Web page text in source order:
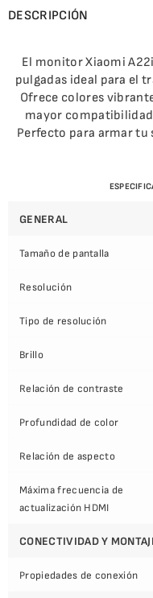
DESCRIPCIÓN
El monitor Xiaomi
pulgadas ideal para el
Ofrece colores
mayor
Perfecto para armar tu
GENERAL
Tamaño de pantalla
Resolución
Tipo de resolución
Brillo
Relación de contraste
Profundidad de color
Relación de aspecto
Máxima frecuencia de
actualización HDMI
CONECTIVIDAD Y
Propiedades de conexión